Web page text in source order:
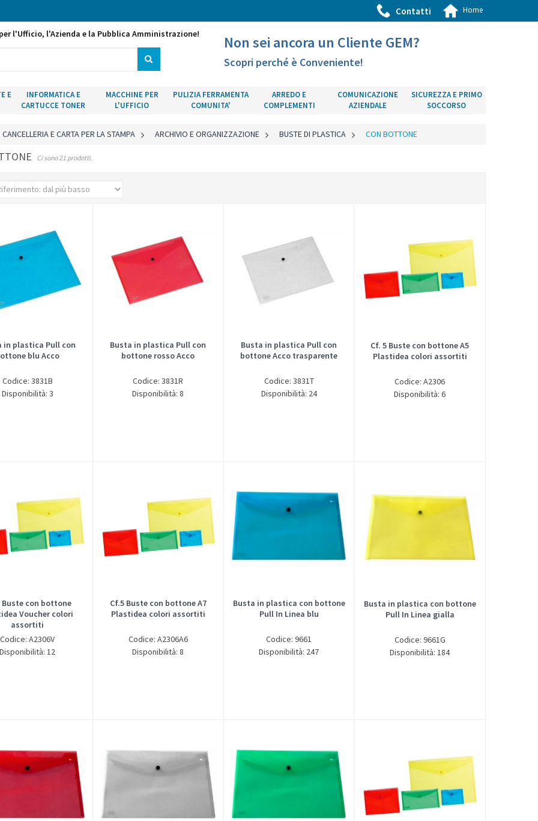
Contatti Home
l'Ufficio, l'Azienda e la Pubblica Amministrazione! Non sei ancora un Cliente GEM?
Scopri perché è Conveniente!
E
INFORMATICA E
CARTUCCE TONER
MACCHINE PER
L'UFFICIO
PULIZIA FERRAMENTA
COMUNITA'
ARREDO E
COMPLEMENTI
COMUNICAZIONE
AZIENDALE
SICUREZZA E PRIMO
SOCCORSO
CANCELLERIA E CARTA PER LA STAMPA > ARCHIVIO E ORGANIZZAZIONE > BUSTE DI PLASTICA > CON BOTTONE
Ci sono 21 prodotti.
in plastica Pull con
blu Acco
Codice: 3831B
Disponibilità: 3
Busta in plastica Pull con
bottone rosso Acco
Codice: 3831R
Disponibilità: 8
Busta in plastica Pull con
bottone Acco trasparente
Codice: 3831T
Disponibilità: 24
Cf. 5 Buste con bottone A5
Plastidea colori assortiti
Codice: A2306
Disponibilità: 6
Buste con bottone
Voucher colori
assortiti
Codice: A2306V
Disponibilità: 12
Cf.5 Buste con bottone A7
Plastidea colori assortiti
Codice: A2306A6
Disponibilità: 8
Busta in plastica con bottone
Pull In Linea blu
Codice: 9661
Disponibilità: 247
Busta in plastica con bottone
Pull In Linea gialla
Codice: 9661G
Disponibilità: 184